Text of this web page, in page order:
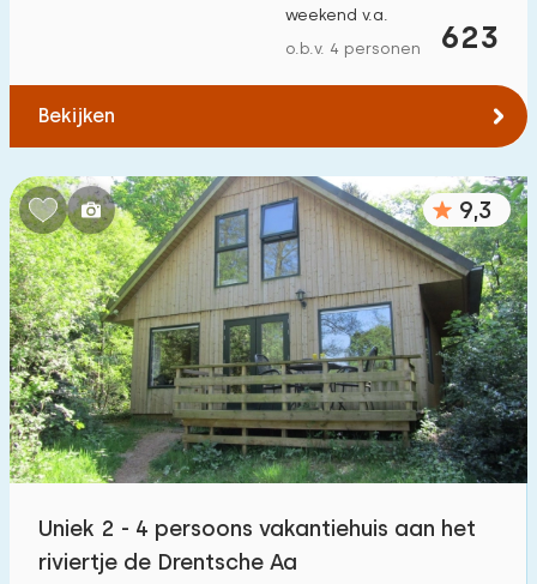
20
1 2
Tot water(max. aantal km):
1 2 5 10 20
Tot openbaar vervoer(max. aantal km):
0,2 0,5 1 2 5
Accommodatie
Op vakantiepark
623
weekend v.a.
o.b.v. 4 personen
Bekijken
9,3
Uniek 2 - 4 persoons vakantiehuis aan het
riviertje de Drentsche Aa